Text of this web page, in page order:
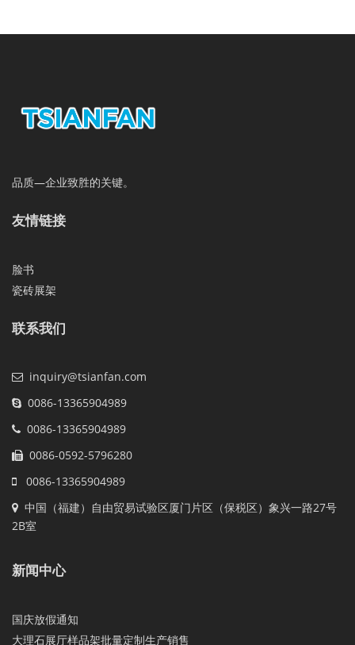
品质—企业致胜的关键。
友情链接
脸书
瓷砖展架
联系我们
inquiry@tsianfan.com
0086-13365904989
0086-13365904989
0086-0592-5796280
0086-13365904989
中国（福建）自由贸易试验区厦门片区（保税区）象兴一路27号
2B室
新闻中心
国庆放假通知
大理石展厅样品架批量定制生产销售